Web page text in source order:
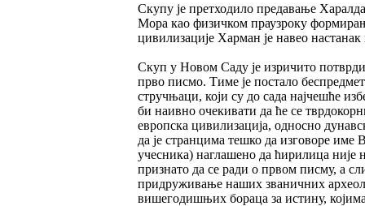
Скупу је претходило предавање
Мора као физичком праузроку
цивилизације Харман је навео
Скуп у Новом Саду је изричито
прво писмо. Тиме је постало
стручњаци, који су до сада најчешће
би наивно очекивати да ће се
европска цивилизација, односно
да је странцима тешко да изговоре
учесника) наглашено да ћирилица није
признато да се ради о првом писму, а
придруживање наших званичних
вишегодишњих бораца за истину,